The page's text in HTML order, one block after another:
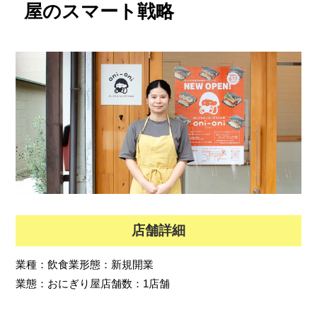
屋のスマート戦略
店舗詳細
業種：飲食業形態： 新規開業
業態： おにぎり屋店舗数： 1店舗